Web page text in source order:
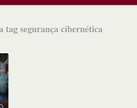
tag segurança cibernética